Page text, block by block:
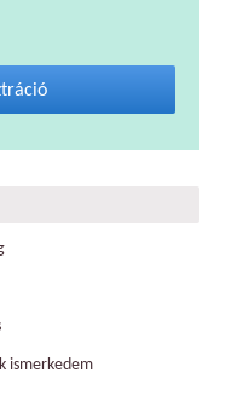
ismerkedem